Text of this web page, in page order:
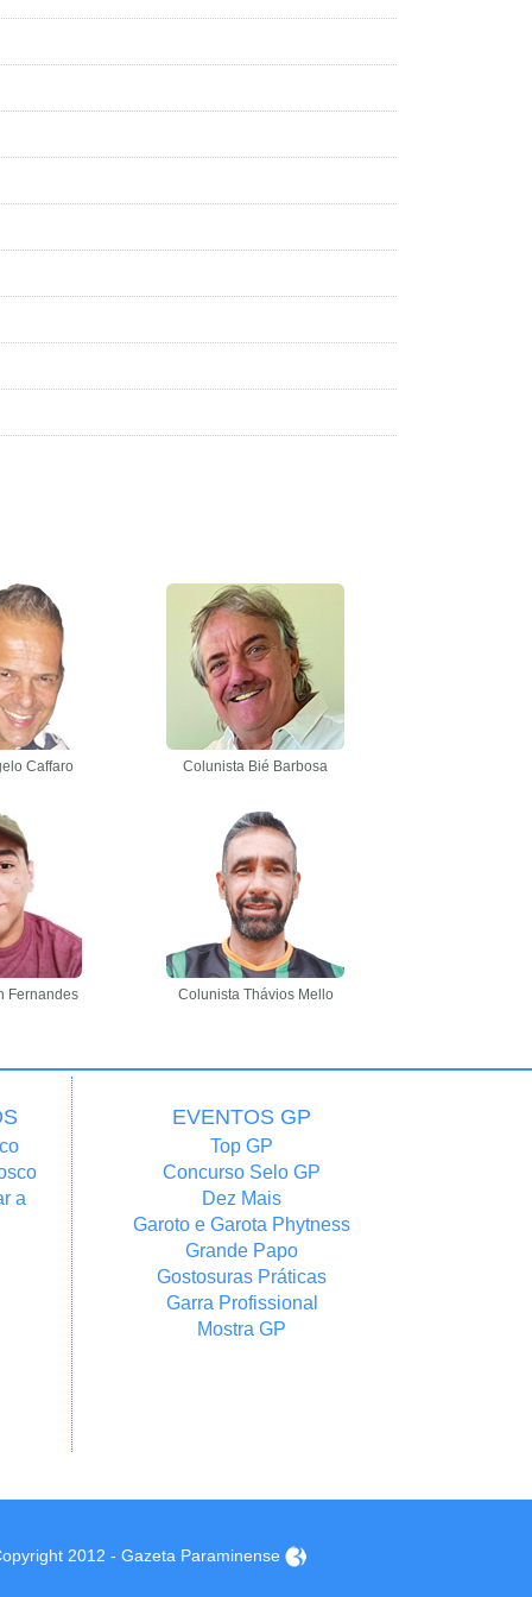
Caffaro Colunista Bié Barbosa
Fernandes Colunista Thávios Mello
a
EVENTOS GP
Top GP
Concurso Selo GP
Dez Mais
Garoto e Garota Phytness
Grande Papo
Gostosuras Práticas
Garra Profissional
Mostra GP
2012 - Gazeta Paraminense